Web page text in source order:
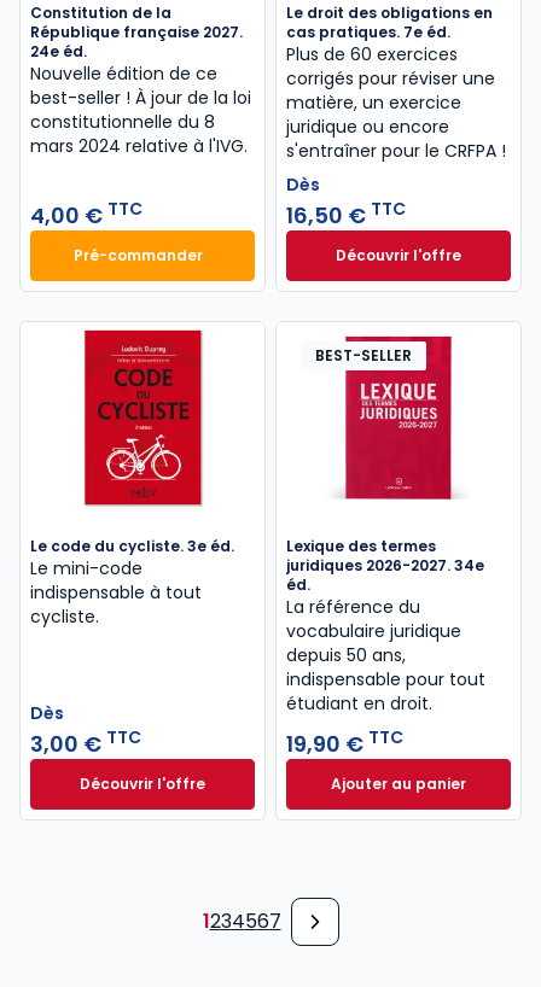
Constitution de la
République française 2027.
24e éd.
Nouvelle édition de ce
best-seller ! À jour de la loi
constitutionnelle du 8
mars 2024 relative à l'IVG.
4,00 € TTC
Pré-commanderConstitution de la République française 2027. 24e
Le droit des obligations en
cas pratiques. 7e éd.
Plus de 60 exercices
corrigés pour réviser une
matière, un exercice
juridique ou encore
s'entraîner pour le CRFPA !
Dès
16,50 € TTC
Découvrir l'offre
Le droit des
Dès
Le code du cycliste. 3e éd.
Le mini-code
indispensable à tout
cycliste.
Dès
3,00 € TTC
Découvrir l'offreLe code du cycliste. 3e éd. à partir de
Dès
BEST-SELLER
Lexique des termes
juridiques 2026-2027. 34e
éd.
La référence du
vocabulaire juridique
depuis 50 ans,
indispensable pour tout
étudiant en droit.​
19,90 € TTC
Ajouter au panier
Lexique des
1234567